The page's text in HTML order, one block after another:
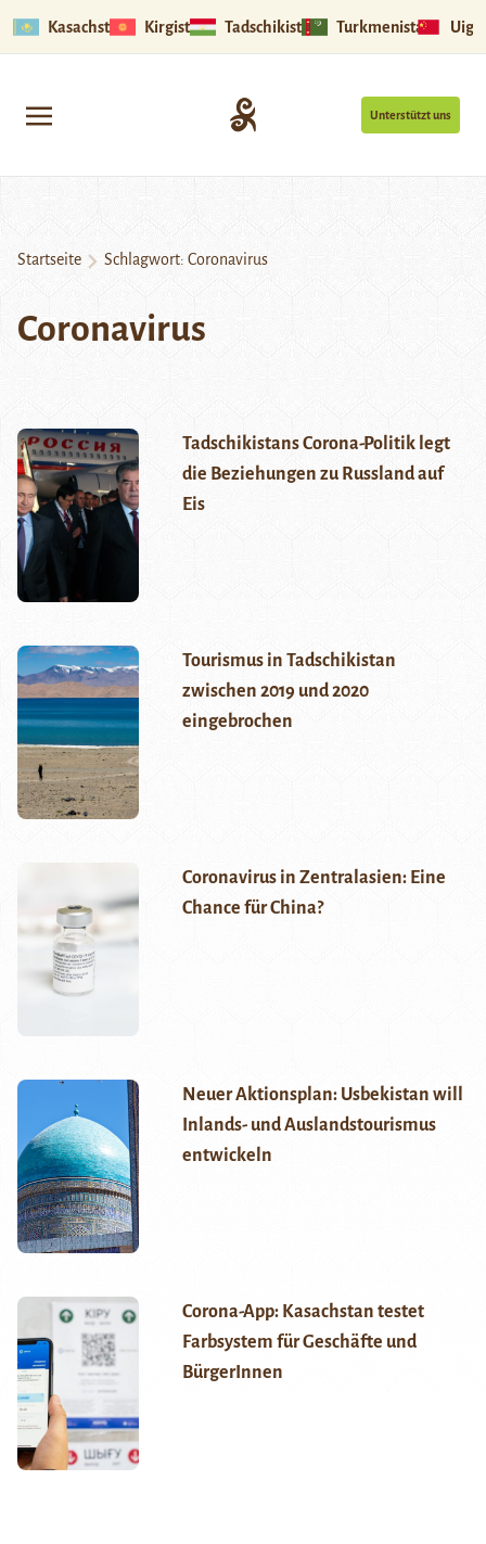
Kasachstan Kirgistan Tadschikistan Turkmenistan
Unterstützt uns
Startseite Schlagwort: Coronavirus
Coronavirus
Tadschikistans Corona-Politik legt
die Beziehungen zu Russland auf
Eis
Tourismus in Tadschikistan
zwischen 2019 und 2020
eingebrochen
Coronavirus in Zentralasien: Eine
Chance für China?
Neuer Aktionsplan: Usbekistan will
Inlands- und Auslandstourismus
entwickeln
Corona-App: Kasachstan testet
Farbsystem für Geschäfte und
BürgerInnen